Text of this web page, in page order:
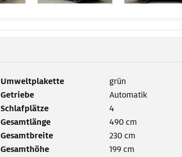
Umweltplakette
grün
Getriebe
Automatik
Schlafplätze
4
Gesamtlänge
490 cm
Gesamtbreite
230 cm
Gesamthöhe
199 cm